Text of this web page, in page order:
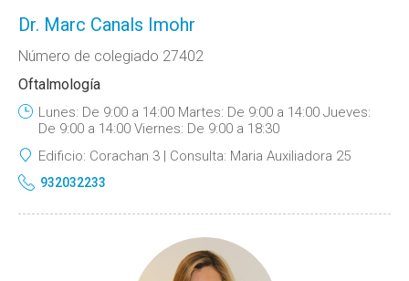
Dr. Marc Canals Imohr
Número de colegiado 27402
Oftalmología
Lunes: De 9:00 a 14:00 Martes: De 9:00 a 14:00 Jueves:
De 9:00 a 14:00 Viernes: De 9:00 a 18:30
Edificio: Corachan 3 Consulta: Maria Auxiliadora 25
932032233